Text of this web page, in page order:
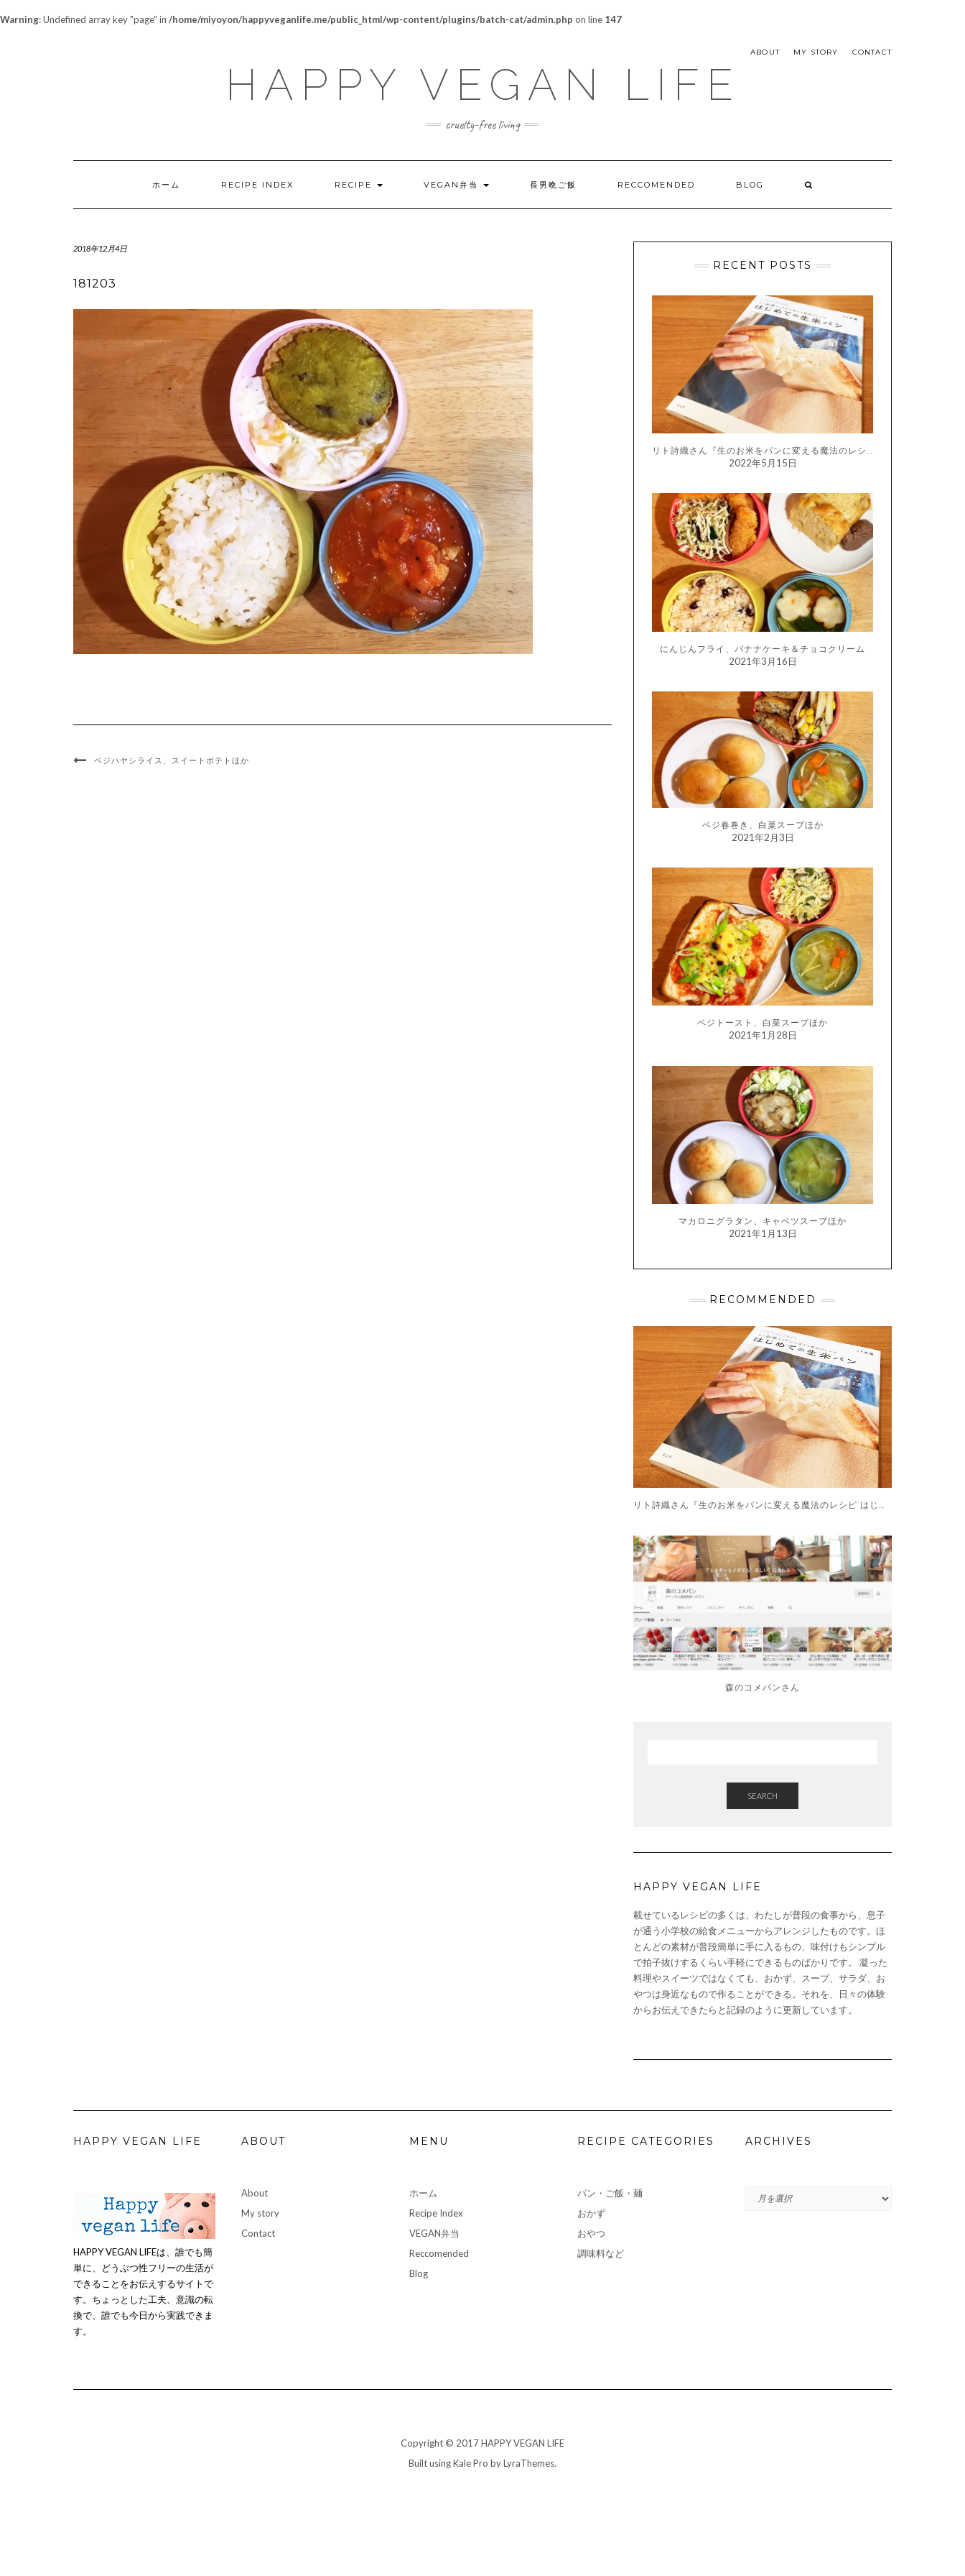
Warning: Undefined array key "page" in /home/miyoyon/happyveganlife.me/public_html/wp-content/plugins/batch-cat/admin.php on line 147
ABOUT MY STORY CONTACT
HAPPY VEGAN LIFE
cruelty-free living
ホーム RECIPE INDEX RECIPE VEGAN弁当 長男晩ご飯 RECCOMENDED BLOG
2018年12月4日
181203
ベジハヤシライス、スイートポテトほか
RECENT POSTS
リト詩織さん『生のお米をパンに変える魔法のレシピ はじめての生米パン』
2022年5月15日
にんじんフライ、バナナケーキ＆チョコクリーム
2021年3月16日
ベジ春巻き、白菜スープほか
2021年2月3日
ベジトースト、白菜スープほか
2021年1月28日
マカロニグラタン、キャベツスープほか
2021年1月13日
RECOMMENDED
森のコメパンさん
SEARCH
HAPPY VEGAN LIFE
載せているレシピの多くは、わたしが普段の食事から、息子
が通う小学校の給食メニューからアレンジしたものです。ほ
とんどの素材が普段簡単に手に入るもの、味付けもシンプル
で拍子抜けするくらい手軽にできるものばかりです。 凝った
料理やスイーツではなくても、おかず、スープ、サラダ、お
やつは身近なもので作ることができる。それを、日々の体験
からお伝えできたらと記録のように更新しています。
HAPPY VEGAN LIFE
HAPPY VEGAN LIFEは、誰でも簡
単に、どうぶつ性フリーの生活が
できることをお伝えするサイトで
す。ちょっとした工夫、意識の転
換で、誰でも今日から実践できま
す。
ABOUT
About
My story
Contact
MENU
ホーム
Recipe Index
VEGAN弁当
Reccomended
Blog
RECIPE CATEGORIES
パン・ご飯・麺
おかず
おやつ
調味料など
ARCHIVES
ARCHIVES
Copyright © 2017 HAPPY VEGAN LIFE
Built usingKale Pro byLyraThemes.